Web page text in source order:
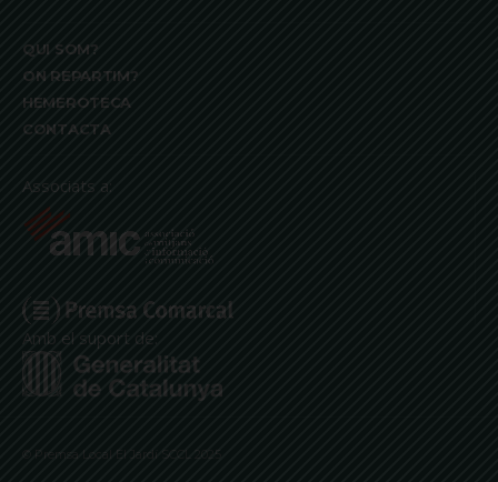
QUI SOM?
ON REPARTIM?
HEMEROTECA
CONTACTA
Associats a:
Amb el suport de:
© Premsa Local El Jardí SCCL 2025